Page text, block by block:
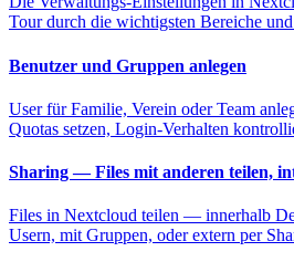
Tour durch die wichtigsten Bereiche
Benutzer und Gruppen anlegen
User für Familie, Verein oder Team
Quotas setzen, Login-Verhalten
Sharing — Files mit anderen teilen,
Files in Nextcloud teilen — innerhalb
Usern, mit Gruppen, oder extern per